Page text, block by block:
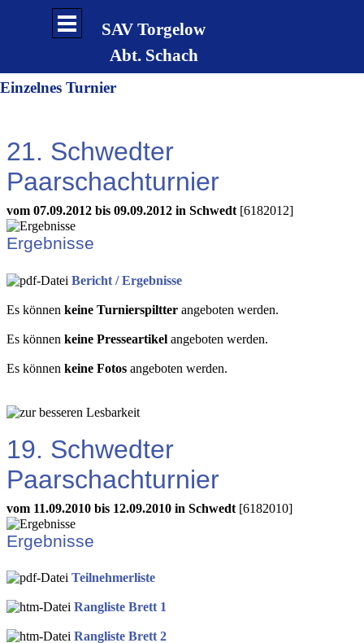
Direkt zum Seiteninhalt
SAV Torgelow
Abt. Schach
Menü überspringen
Einzelnes Turnier
21. Schwedter
Paarschachturnier
vom 07.09.2012 bis 09.09.2012 in Schwedt [6182012]
Ergebnisse
Bericht / Ergebnisse
Es können keine Turnierspiltter angeboten werden.
Es können keine Presseartikel angeboten werden.
Es können keine Fotos angeboten werden.
19. Schwedter
Paarschachturnier
vom 11.09.2010 bis 12.09.2010 in Schwedt [6182010]
Ergebnisse
Teilnehmerliste
Rangliste Brett 1
Rangliste Brett 2